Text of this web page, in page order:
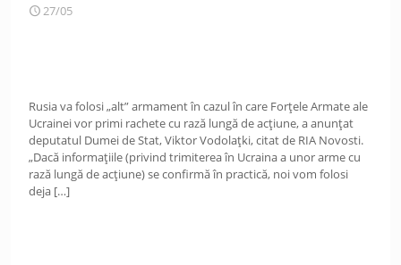
27/05
Rusia va folosi „alt” armament în cazul în care Forțele Armate ale
Ucrainei vor primi rachete cu rază lungă de acțiune, a anunțat
deputatul Dumei de Stat, Viktor Vodolațki, citat de RIA Novosti.
„Dacă informațiile (privind trimiterea în Ucraina a unor arme cu
rază lungă de acțiune) se confirmă în practică, noi vom folosi
deja […]